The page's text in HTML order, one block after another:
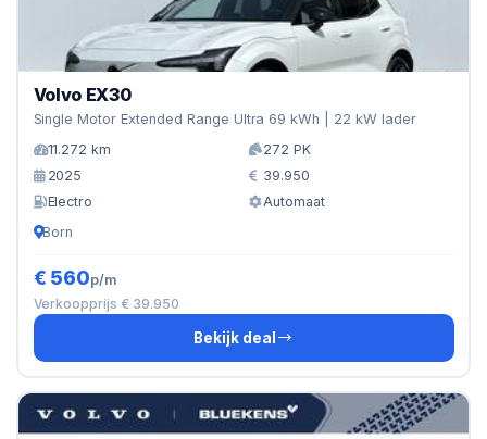
Volvo EX30
Single Motor Extended Range Ultra 69 kWh | 22 kW lader
11.272 km
272 PK
2025
39.950
Electro
Automaat
Born
€ 560p/m
Verkoopprijs € 39.950
Bekijk deal